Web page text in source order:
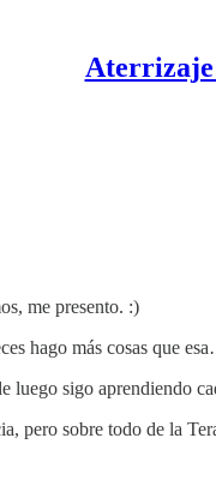
Aterrizaje
me presento. :)
hago más cosas que
sigo aprendiendo
pero sobre todo de la